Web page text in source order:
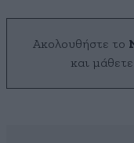
Ακολουθήστε το
και